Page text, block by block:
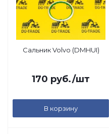
Сальник Volvo (DMHUI)
170 руб./шт
В корзину